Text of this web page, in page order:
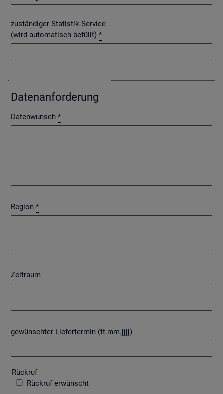
zuständiger Statistik-Service
(wird automatisch befüllt) *
Da­ten­an­for­de­rung
Datenwunsch *
Region *
Zeitraum
gewünschter Liefertermin (tt.mm.jjjj)
Rück­ruf
Rückruf erwünscht